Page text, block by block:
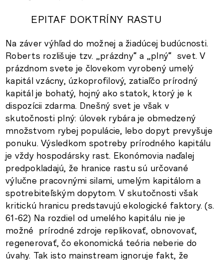
EPITAF DOKTRÍNY RASTU
Na záver výhľad do možnej a žiadúcej budúcnosti.
Roberts rozlišuje tzv. „prázdny“ a „plný“ svet. V
prázdnom svete je človekom vyrobený umelý
kapitál vzácny, úzkoprofilový, zatiaľčo prírodný
kapitál je bohatý, hojný ako statok, ktorý je k
dispozícii zdarma. Dnešný svet je však v
skutočnosti plný: úlovek rybára je obmedzený
množstvom rybej populácie, lebo dopyt prevyšuje
ponuku. Výsledkom spotreby prírodného kapitálu
je vždy hospodársky rast. Ekonómovia naďalej
predpokladajú, že hranice rastu sú určované
výlučne pracovnými silami, umelým kapitálom a
spotrebiteľským dopytom. V skutočnosti však
kritickú hranicu predstavujú ekologické faktory. (s.
61-62) Na rozdiel od umelého kapitálu nie je
možné prírodné zdroje replikovať, obnovovať,
regenerovať, čo ekonomická teória neberie do
úvahy. Tak isto mainstream ignoruje fakt, že